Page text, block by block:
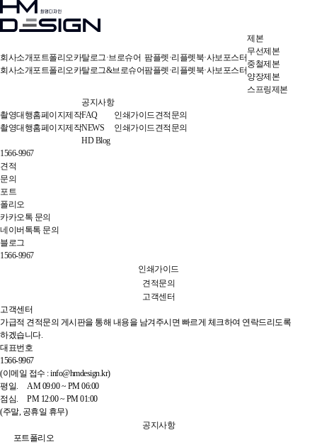
회사소개
회사소개
포트폴리오
포트폴리오
카탈로그·브로슈어
카탈로그&브로슈어
팜플렛·리플렛
팜플렛·리플렛
북·사보
북·사보
포스터
포스터
제본
무선제본
중철제본
양장제본
스프링제본
촬영대행
촬영대행
홈페이지제작
홈페이지제작
공지사항
FAQ
NEWS
HD Blog
인쇄가이드
인쇄가이드
견적문의
견적문의
1566-9967
견적
문의
포트
폴리오
카카오톡 문의
네이버톡톡 문의
블로그
1566-9967
인쇄가이드
견적문의
고객센터
고객센터
가급적 견적문의 게시판을 통해 내용을 남겨주시면 빠르게 체크하여 연락드리도록
하겠습니다.
대표번호
1566-9967
(이메일 접수 : info@hmdesign.kr)
평일.
AM 09:00 ~ PM 06:00
점심.
PM 12:00 ~ PM 01:00
(주말, 공휴일 휴무)
공지사항
포트폴리오